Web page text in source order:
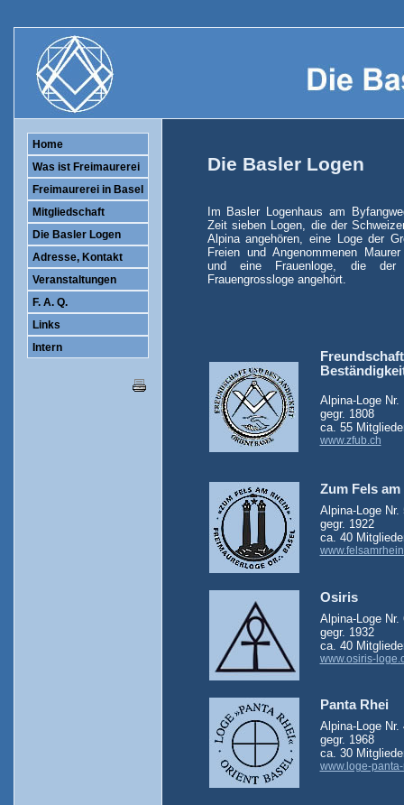
Home
Was ist Freimaurerei
Freimaurerei in Basel
Mitgliedschaft
Die Basler Logen
Adresse, Kontakt
Veranstaltungen
F. A. Q.
Links
Intern
Die Basler Logen
Im Basler Logenhaus am
Zeit sieben Logen, die der
Alpina angehören, eine Loge der
Freien und Angenommenen
und eine Frauenloge, die der
Frauengrossloge angehört.
Alpina-Loge
gegr. 1808
ca. 55
www.zfub.ch
Zum Fels am
Alpina-Loge Nr.
gegr. 1922
ca. 40
Osiris
Alpina-Loge Nr.
gegr. 1932
ca. 40
www.osiris-
Panta Rhei
Alpina-Loge Nr.
gegr. 1968
ca. 30
www.loge-